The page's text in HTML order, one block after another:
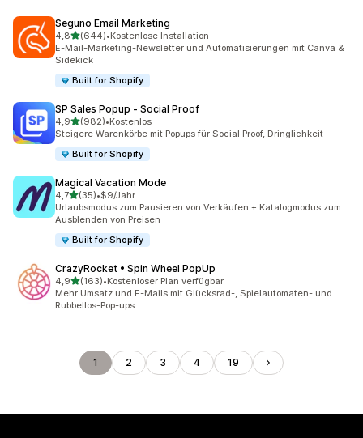
Seguno Email Marketing
4,8von 5 Sternen
(644)
644 Rezensionen insgesamt
•Kostenlose Installation
E-Mail-Marketing-Newsletter und Automatisierungen mit Canva &
Sidekick
Built for Shopify
SP Sales Popup ‑ Social Proof
4,9von 5 Sternen
(982)
982 Rezensionen insgesamt
•Kostenlos
Steigere Warenkörbe mit Popups für Social Proof, Dringlichkeit
Built for Shopify
Magical Vacation Mode
4,7von 5 Sternen
(35)
35 Rezensionen insgesamt
•$9/Jahr
Urlaubsmodus zum Pausieren von Verkäufen + Katalogmodus zum
Ausblenden von Preisen
Built for Shopify
CrazyRocket • Spin Wheel PopUp
4,9von 5 Sternen
(163)
163 Rezensionen insgesamt
•Kostenloser Plan verfügbar
Mehr Umsatz und E-Mails mit Glücksrad-, Spielautomaten- und
Rubbellos-Pop-ups
1 2 3 4 19